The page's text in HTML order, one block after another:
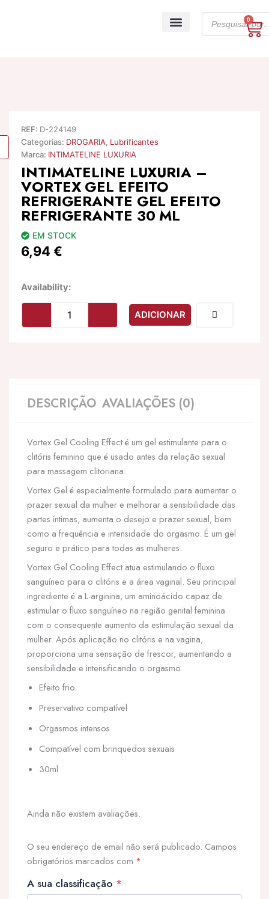
search
0
REF: D-224149
Categorias: DROGARIA, Lubrificantes
Marca: INTIMATELINE LUXURIA
INTIMATELINE LUXURIA –
VORTEX GEL EFEITO
REFRIGERANTE GEL EFEITO
REFRIGERANTE 30 ML
EM STOCK
6,94 €
Availability:Quantidade
INTIMATELINE
LUXURIA
EFEITO
ML
ADICIONAR
DESCRIÇÃO AVALIAÇÕES (0)
Vortex Gel Cooling Effect é um gel estimulante para o
clitóris feminino que é usado antes da relação sexual
para massagem clitoriana.
Vortex Gel é especialmente formulado para aumentar o
prazer sexual da mulher e melhorar a sensibilidade das
partes íntimas, aumenta o desejo e prazer sexual, bem
como a frequência e intensidade do orgasmo. É um gel
seguro e prático para todas as mulheres.
Vortex Gel Cooling Effect atua estimulando o fluxo
sanguíneo para o clitóris e a área vaginal. Seu principal
ingrediente é a L-arginina, um aminoácido capaz de
estimular o fluxo sanguíneo na região genital feminina
com o consequente aumento da estimulação sexual da
mulher. Após aplicação no clitóris e na vagina,
proporciona uma sensação de frescor, aumentando a
sensibilidade e intensificando o orgasmo.
Efeito frio
Preservativo compatível
Orgasmos intensos
Compatível com brinquedos sexuais
30ml
Ainda não existem avaliações.
O seu endereço de email não será publicado. Campos
obrigatórios marcados com *
A sua classificação *